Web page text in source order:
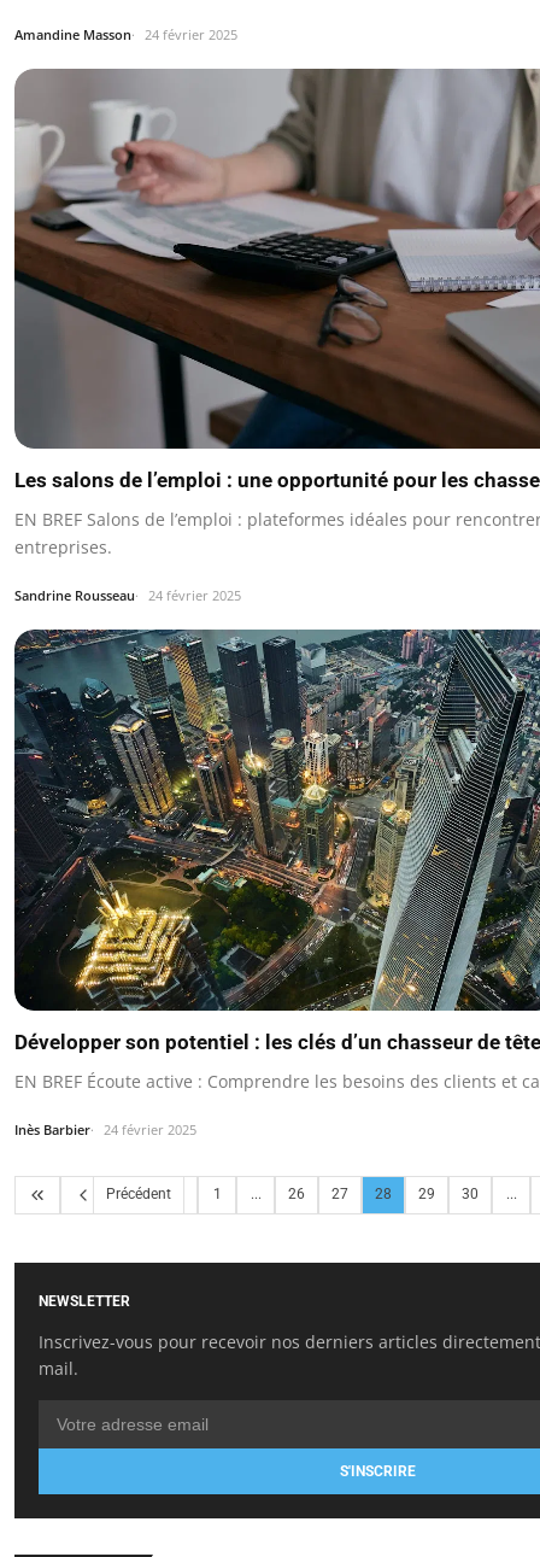
Amandine Masson 24 février 2025
Les salons de l’emploi : une opportunité pour les
EN BREF Salons de l’emploi : plateformes idéales pour
entreprises.
Sandrine Rousseau 24 février 2025
Développer son potentiel : les clés d’un chasseur de
EN BREF Écoute active : Comprendre les besoins des clients et
Inès Barbier 24 février 2025
Précédent 1 ... 26 27 28 29 30 ...
NEWSLETTER
Inscrivez-vous pour recevoir nos derniers articles
mail.
S'INSCRIRE